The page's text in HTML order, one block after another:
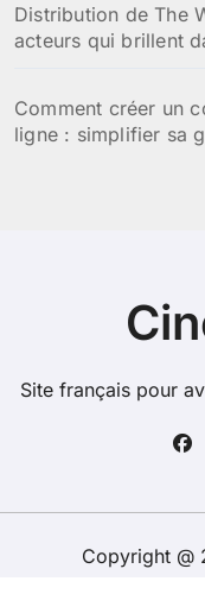
Distribution de The
acteurs qui brillent
Comment créer un
ligne : simplifier sa
Site français pour
Copyright @